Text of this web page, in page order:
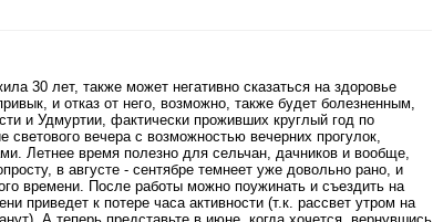
30 лет, также может негативно сказаться на здоровье
и отказ от него, возможно, также будет болезненным,
и Удмуртии, фактически проживших круглый год по
вечера с возможностью вечерних прогулок,
Летнее время полезно для сельчан, дачников и вообще,
в августе - сентябре темнеет уже довольно рано, и
времени. После работы можно поужинать и съездить на
приведет к потере часа активности (т.к. рассвет утром на